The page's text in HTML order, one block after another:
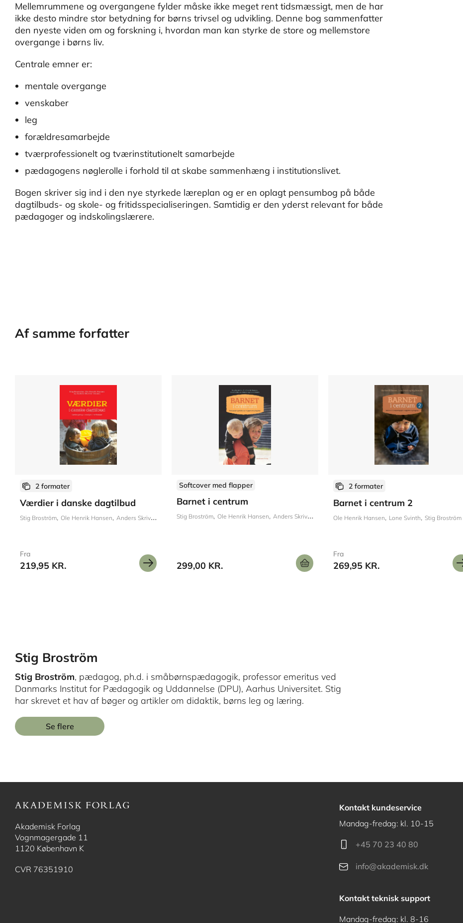
Mellemrummene og overgangene fylder måske ikke meget rent tidsmæssigt, men de har
ikke desto mindre stor betydning for børns trivsel og udvikling. Denne bog sammenfatter
den nyeste viden om og forskning i, hvordan man kan styrke de store og mellemstore
overgange i børns liv.
Centrale emner er:
mentale overgange
venskaber
leg
forældresamarbejde
tværprofessionelt og tværinstitutionelt samarbejde
pædagogens nøglerolle i forhold til at skabe sammenhæng i institutionslivet.
Bogen skriver sig ind i den nye styrkede læreplan og er en oplagt pensumbog på både
dagtilbuds- og skole- og fritidsspecialiseringen. Samtidig er den yderst relevant for både
pædagoger og indskolingslærere.
Af samme forfatter
2 formater
Værdier i danske dagtilbud
Stig Broström Ole Henrik Hansen Anders Skriver Jensen
Fra
219,95 KR.
Softcover med flapper
Barnet i centrum
Stig Broström Ole Henrik Hansen Anders Skriver Jensen Lone Svinth
299,00 KR.
2 formater
Barnet i centrum 2
Ole Henrik Hansen Lone Svinth Stig Broström
Fra
269,95 KR.
Stig Broström
Stig Broström, pædagog, ph.d. i småbørnspædagogik, professor emeritus ved
Danmarks Institut for Pædagogik og Uddannelse (DPU), Aarhus Universitet. Stig
har skrevet et hav af bøger og artikler om didaktik, børns leg og læring.
Se flere
Akademisk Forlag
Vognmagergade 11
1120 København K
CVR 76351910
Kontakt kundeservice
Mandag-fredag: kl. 10-15
+45 70 23 40 80
info@akademisk.dk
Kontakt teknisk support
Mandag-fredag: kl. 8-16